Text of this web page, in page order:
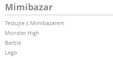
Mimibazar
Testujte s Mimibazarem
Monster High
Barbie
Lego